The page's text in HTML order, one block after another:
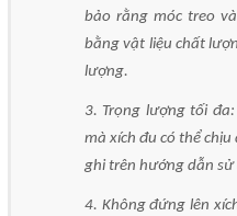
bảo rằng móc treo
bằng vật liệu chất
lượng.
3. Trọng lượng tối
mà xích đu có thể
ghi trên hướng dẫn
4. Không đứng lên